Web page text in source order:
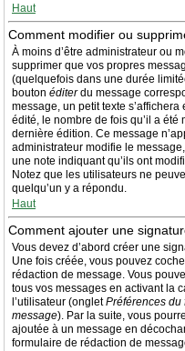
Haut
Comment modifier ou
À moins d’être administrateur ou
supprimer que vos propres
(quelquefois dans une durée
bouton éditerdu message
message, un petit texte
édité, le nombre de fois qu’il a
dernière édition. Ce message
administrateur modifie le
une note indiquant qu’ils ont
Notez que les utilisateurs ne
quelqu’un y a répondu.
Haut
Comment ajouter une
Vous devez d’abord créer une
Une fois créée, vous pouvez
rédaction de message. Vous
tous vos messages en activant la
l’utilisateur (ongletPréférences du
message). Par la suite, vous
ajoutée à un message en
formulaire de rédaction de